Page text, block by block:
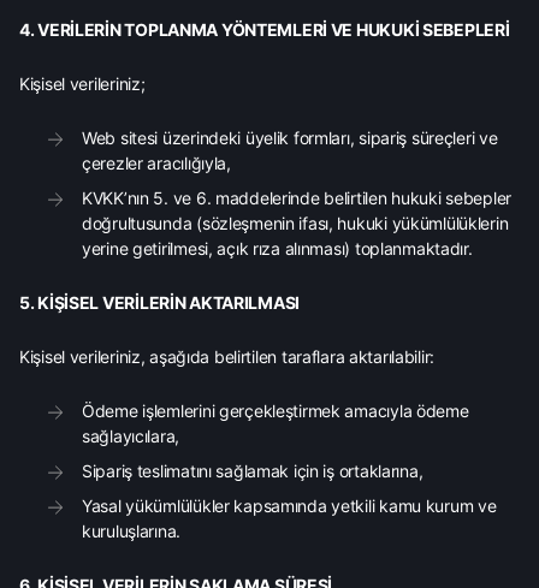
4. VERİLERİN TOPLANMA YÖNTEMLERİ VE HUKUKİ SEBEPLERİ
Kişisel verileriniz;
Web sitesi üzerindeki üyelik formları, sipariş süreçleri ve
çerezler aracılığıyla,
KVKK’nın 5. ve 6. maddelerinde belirtilen hukuki sebepler
doğrultusunda (sözleşmenin ifası, hukuki yükümlülüklerin
yerine getirilmesi, açık rıza alınması) toplanmaktadır.
5. KİŞİSEL VERİLERİN AKTARILMASI
Kişisel verileriniz, aşağıda belirtilen taraflara aktarılabilir:
Ödeme işlemlerini gerçekleştirmek amacıyla ödeme
sağlayıcılara,
Sipariş teslimatını sağlamak için iş ortaklarına,
Yasal yükümlülükler kapsamında yetkili kamu kurum ve
kuruluşlarına.